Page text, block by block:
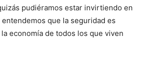
pudiéramos estar invirtiendo en
que la seguridad es
economía de todos los que viven